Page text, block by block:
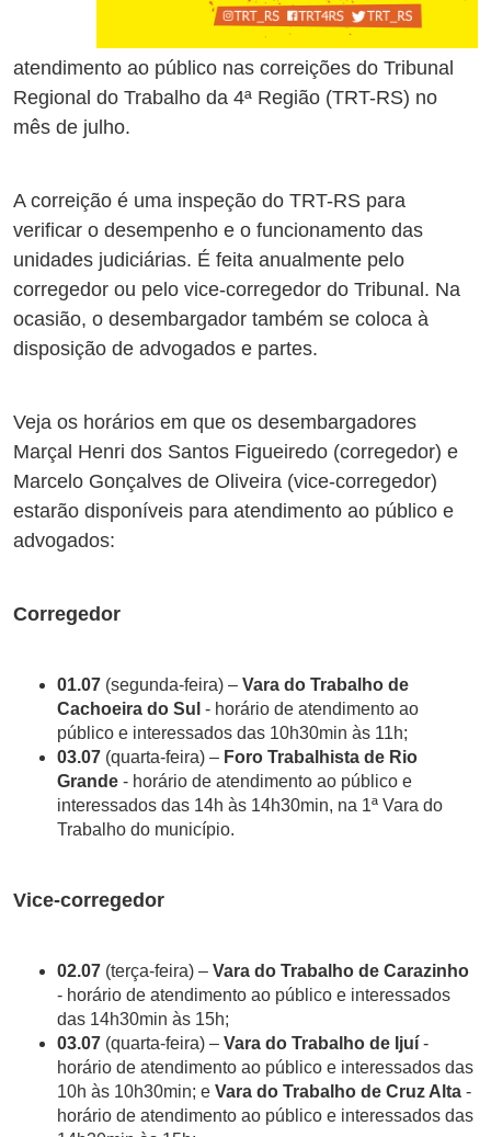
atendimento ao público nas correições do Tribunal
Regional do Trabalho da 4ª Região (TRT-RS) no
mês de julho.
A correição é uma inspeção do TRT-RS para
verificar o desempenho e o funcionamento das
unidades judiciárias. É feita anualmente pelo
corregedor ou pelo vice-corregedor do Tribunal. Na
ocasião, o desembargador também se coloca à
disposição de advogados e partes.
Veja os horários em que os desembargadores
Marçal Henri dos Santos Figueiredo (corregedor) e
Marcelo Gonçalves de Oliveira (vice-corregedor)
estarão disponíveis para atendimento ao público e
advogados:
Corregedor
01.07 (segunda-feira) – Vara do Trabalho de
Cachoeira do Sul - horário de atendimento ao
público e interessados das 10h30min às 11h;
03.07 (quarta-feira) – Foro Trabalhista de Rio
Grande - horário de atendimento ao público e
interessados das 14h às 14h30min, na 1ª Vara do
Trabalho do município.
Vice-corregedor
02.07 (terça-feira) – Vara do Trabalho de Carazinho
- horário de atendimento ao público e interessados
das 14h30min às 15h;
03.07 (quarta-feira) – Vara do Trabalho de Ijuí -
horário de atendimento ao público e interessados das
10h às 10h30min; e Vara do Trabalho de Cruz Alta -
horário de atendimento ao público e interessados das